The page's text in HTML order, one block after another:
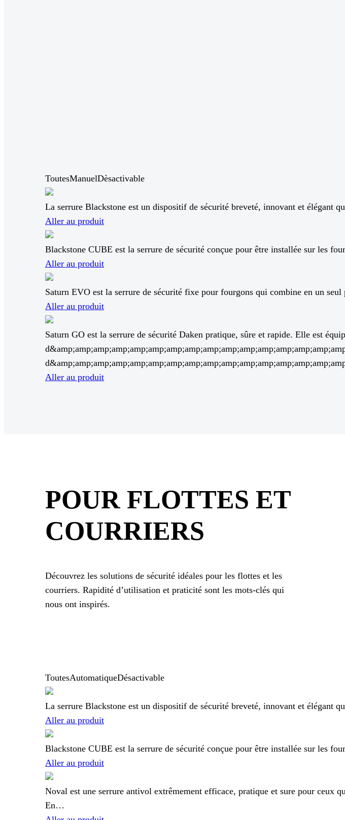
ToutesManuelDèsactivable
La serrure Blackstone est un dispositif de sécurité breveté, innovant et élégant
Aller au produit
Blackstone CUBE est la serrure de sécurité conçue pour être installée sur les
Aller au produit
Saturn EVO est la serrure de sécurité fixe pour fourgons qui combine en un
Aller au produit
Saturn GO est la serrure de sécurité Daken pratique, sûre et rapide. Elle est
Aller au produit
POUR FLOTTES ET
COURRIERS
Découvrez les solutions de sécurité idéales pour les flottes et les
courriers. Rapidité d’utilisation et praticité sont les mots-clés qui
nous ont inspirés.
ToutesAutomatiqueDésactivable
La serrure Blackstone est un dispositif de sécurité breveté, innovant et élégant
Aller au produit
Blackstone CUBE est la serrure de sécurité conçue pour être installée sur les
Aller au produit
Noval est une serrure antivol extrêmement efficace, pratique et sure pour ceux
En…